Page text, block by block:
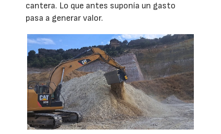
cantera. Lo que antes suponía un gasto
pasa a generar valor.